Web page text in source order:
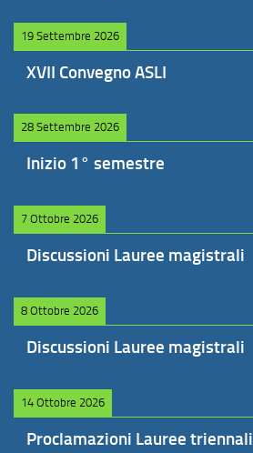
19 Settembre 2026
XVII Convegno ASLI
28 Settembre 2026
Inizio 1° semestre
7 Ottobre 2026
Discussioni Lauree magistrali
8 Ottobre 2026
Discussioni Lauree magistrali
14 Ottobre 2026
Proclamazioni Lauree triennali